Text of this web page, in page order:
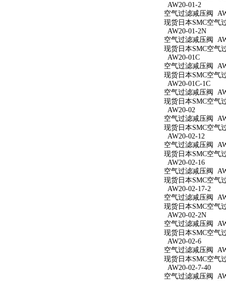
AW20-01-2
空气过滤减压阀
现货日本SMC空气
AW20-01-2N
空气过滤减压阀
现货日本SMC空气
AW20-01C
空气过滤减压阀
现货日本SMC空气
AW20-01C-1C
空气过滤减压阀
现货日本SMC空气
AW20-02
空气过滤减压阀
现货日本SMC空气
AW20-02-12
空气过滤减压阀
现货日本SMC空气
AW20-02-16
空气过滤减压阀
现货日本SMC空气
AW20-02-17-2
空气过滤减压阀
现货日本SMC空气
AW20-02-2N
空气过滤减压阀
现货日本SMC空气
AW20-02-6
空气过滤减压阀
现货日本SMC空气
AW20-02-7-40
空气过滤减压阀